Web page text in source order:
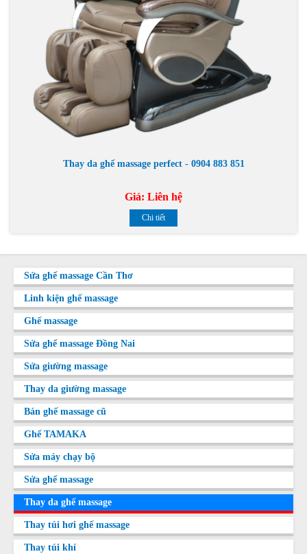
Thay da ghế massage perfect - 0904 883 851
Giá: Liên hệ
Chi tiết
Sửa ghế massage Cần Thơ
Linh kiện ghế massage
Ghế massage
Sửa ghế massage Đồng Nai
Sửa giường massage
Thay da giường massage
Bán ghế massage cũ
Ghế TAMAKA
Sửa máy chạy bộ
Sửa ghế massage
Thay da ghế massage
Thay túi hơi ghế massage
Thay túi khí